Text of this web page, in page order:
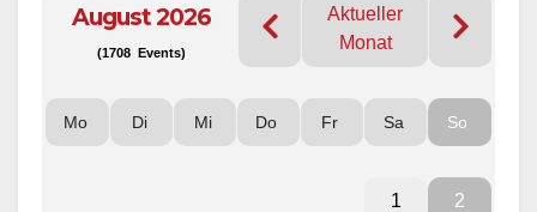
August 2026
(1708 Events)
Aktueller
Monat
Mo Di Mi Do Fr Sa So
1 2